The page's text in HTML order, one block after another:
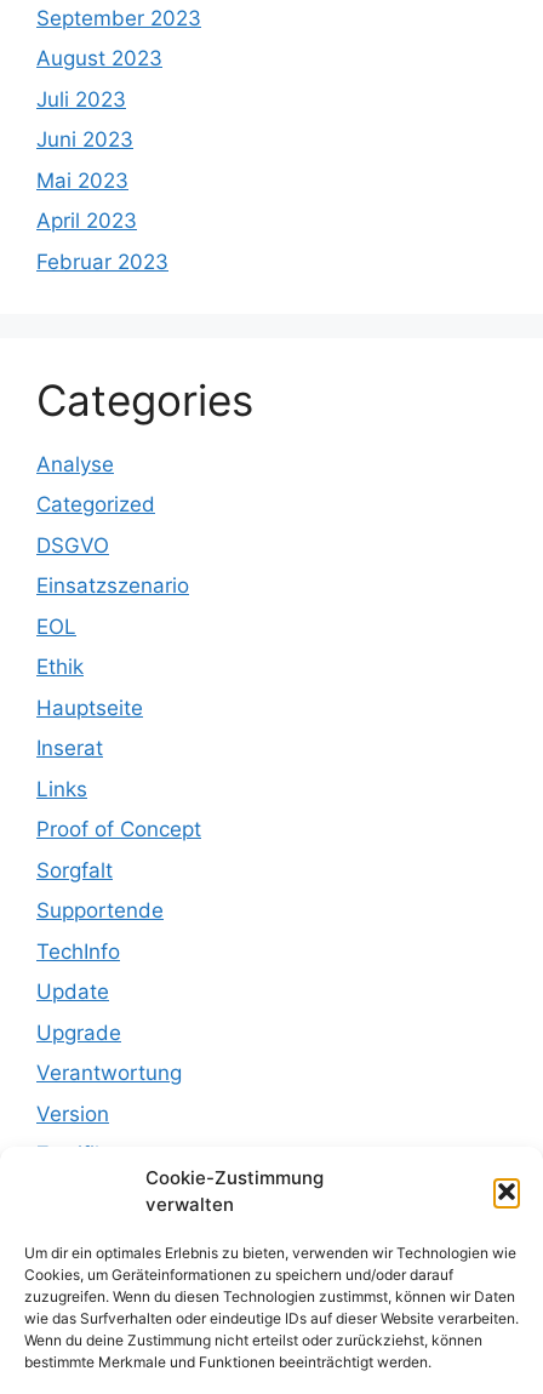
Cookie-Zustimmung
verwalten
Um dir ein optimales Erlebnis zu bieten, verwenden wir Technologien wie
Cookies, um Geräteinformationen zu speichern und/oder darauf
zuzugreifen. Wenn du diesen Technologien zustimmst, können wir Daten
wie das Surfverhalten oder eindeutige IDs auf dieser Website verarbeiten.
Wenn du deine Zustimmung nicht erteilst oder zurückziehst, können
bestimmte Merkmale und Funktionen beeinträchtigt werden.
September 2023
August 2023
Juli 2023
Juni 2023
Mai 2023
April 2023
Februar 2023
Categories
Analyse
Categorized
DSGVO
Einsatzszenario
EOL
Ethik
Hauptseite
Inserat
Links
Proof of Concept
Sorgfalt
Supportende
TechInfo
Update
Upgrade
Verantwortung
Version
Zertifikat
Menu
Startseite